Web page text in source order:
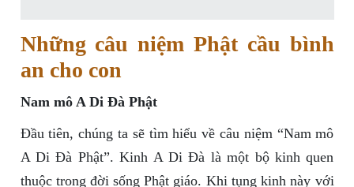
Những câu niệm Phật cầu bình
an cho con
Nam mô A Di Đà Phật
Đầu tiên, chúng ta sẽ tìm hiểu về câu niệm “Nam mô
A Di Đà Phật”. Kinh A Di Đà là một bộ kinh quen
thuộc trong đời sống Phật giáo. Khi tụng kinh này với